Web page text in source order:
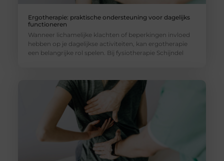
Ergotherapie: praktische ondersteuning voor dagelijks
functioneren
Wanneer lichamelijke klachten of beperkingen invloed
hebben op je dagelijkse activiteiten, kan ergotherapie
een belangrijke rol spelen. Bij fysiotherapie Schijndel